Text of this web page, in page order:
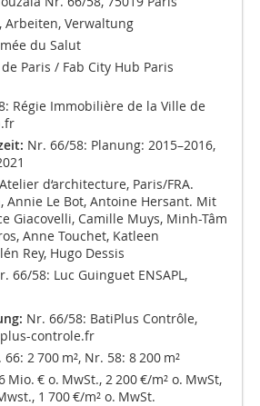
Arbeiten, Verwaltung
du Salut
de Paris / Fab City Hub Paris
Régie Immobilière de la Ville de
Nr. 66/58: Planung: 2015–2016,
d‘architecture, Paris/FRA.
Annie Le Bot, Antoine Hersant. Mit
Giacovelli, Camille Muys, Minh-Tâm
Anne Touchet, Katleen
Rey, Hugo Dessis
66/58: Luc Guinguet ENSAPL,
Nr. 66/58: BatiPlus Contrôle,
controle.fr
66: 2 700 m², Nr. 58: 8 200 m²
Mio. € o. MwSt., 2 200 €/m² o. MwSt,
1 700 €/m² o. MwSt.